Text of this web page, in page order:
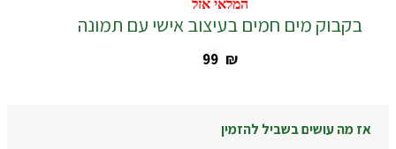
המלאי אזל
המלאי אזל
בקבוק מים חמים בעיצוב אישי עם תמונה
‎99 ₪
אז מה עושים בשביל להזמין